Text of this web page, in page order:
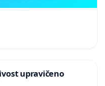
upravičeno